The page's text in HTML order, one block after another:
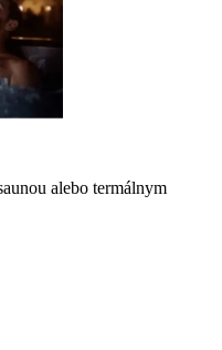
alebo termálnym